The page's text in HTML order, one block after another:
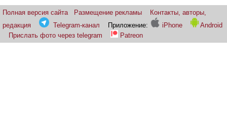
Полная версия сайта Размещение рекламы
Контакты, авторы,
редакция
Telegram-канал Приложение: iPhone
Android
Прислать фото через telegram
Patreon